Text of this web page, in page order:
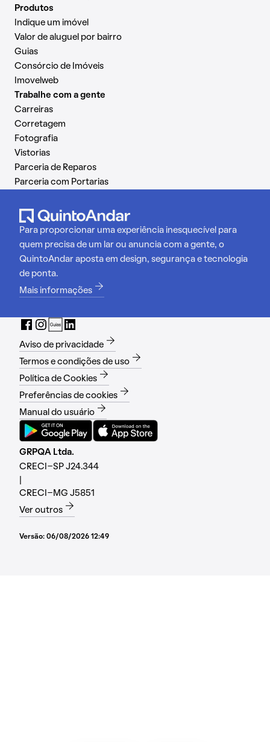
Produtos
Indique um imóvel
Valor de aluguel por bairro
Guias
Consórcio de Imóveis
Imovelweb
Trabalhe com a gente
Carreiras
Corretagem
Fotografia
Vistorias
Parceria de Reparos
Parceria com Portarias
Para proporcionar uma experiência inesquecível para
quem precisa de um lar ou anuncia com a gente, o
QuintoAndar aposta em design, segurança e tecnologia
de ponta.
Mais informações
Aviso de privacidade
Termos e condições de uso
Política de Cookies
Preferências de cookies
Manual do usuário
GRPQA Ltda.
CRECI-SP J24.344
CRECI-MG J5851
Ver outros
Versão: 06/08/2026 12:49